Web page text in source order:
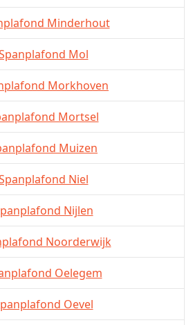
Minderhout
Mol
Morkhoven
Mortsel
Muizen
Niel
Nijlen
Noorderwijk
Oelegem
Oevel